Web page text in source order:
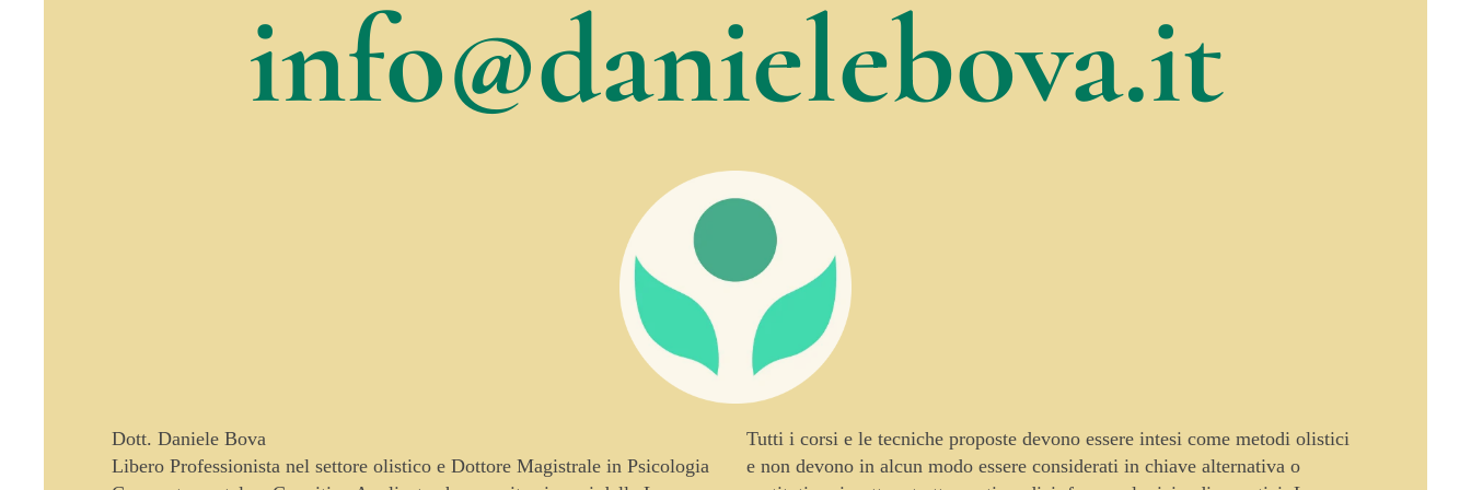
info@danielebova.it
Dott. Daniele Bova
Libero Professionista nel settore olistico e Dottore Magistrale in Psicologia
Tutti i corsi e le tecniche proposte devono essere intesi come metodi olistici
e non devono in alcun modo essere considerati in chiave alternativa o